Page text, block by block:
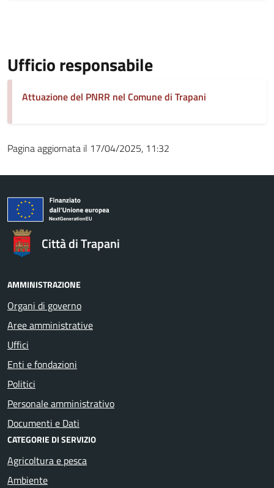
Ufficio responsabile
Attuazione del PNRR nel Comune di Trapani
Pagina aggiornata il 17/04/2025, 11:32
Città di Trapani
AMMINISTRAZIONE
Organi di governo
Aree amministrative
Uffici
Enti e fondazioni
Politici
Personale amministrativo
Documenti e Dati
CATEGORIE DI SERVIZIO
Agricoltura e pesca
Ambiente